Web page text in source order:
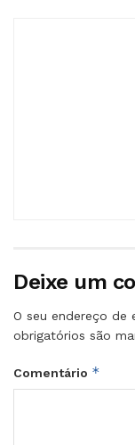
Deixe um
O seu endereço de
obrigatórios são
Comentário *